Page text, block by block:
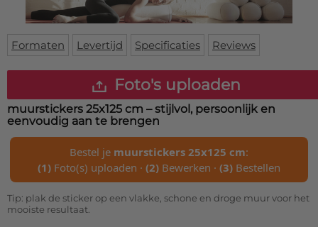
Deurmat
Vloermat
Skateboard deck
Over ons
Inloggen
WhatsApp
Formaten Levertijd Specificaties Reviews
Foto's uploaden
muurstickers 25x125 cm – stijlvol, persoonlijk en
eenvoudig aan te brengen
Bestel je muurstickers 25x125 cm:
(1) Foto(s) uploaden · (2) Bewerken · (3) Bestellen
Tip: plak de sticker op een vlakke, schone en droge muur voor het
mooiste resultaat.